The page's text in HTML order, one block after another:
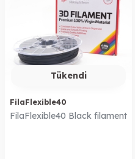
Tükendi
FilaFlexible40
FilaFlexible40 Black filament